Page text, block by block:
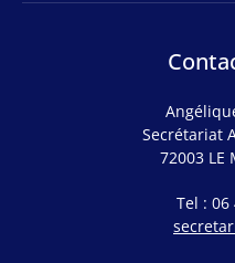
Secrétariat
72003 LE
Tel : 06